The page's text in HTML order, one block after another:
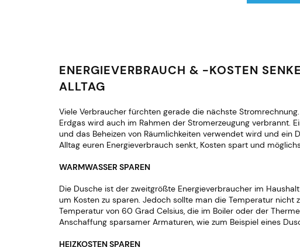
ENERGIEVERBRAUCH & -KOSTEN
ALLTAG
Viele Verbraucher fürchten gerade die nächste
Erdgas wird auch im Rahmen der Stromerzeugung verbrannt.
und das Beheizen von Räumlichkeiten verwendet wird und
Alltag euren Energieverbrauch senkt, Kosten spart und
WARMWASSER SPAREN
Die Dusche ist der zweitgrößte Energieverbraucher im
um Kosten zu sparen. Jedoch sollte man die Temperatur nicht
Temperatur von 60 Grad Celsius, die im Boiler oder der
Anschaffung sparsamer Armaturen, wie zum Beispiel eines
HEIZKOSTEN SPAREN